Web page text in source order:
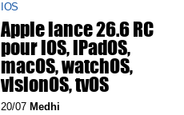
IOS
Apple lance 26.6 RC
pour iOS, iPadOS,
macOS, watchOS,
visionOS, tvOS
20/07 Medhi